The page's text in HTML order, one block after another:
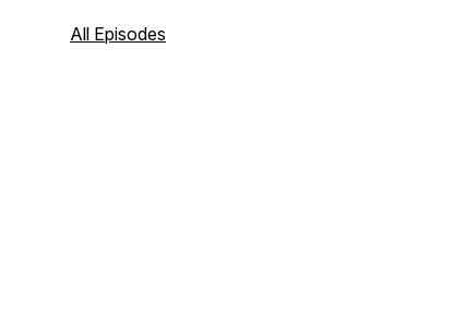
con información para juntos ayudar a
All Episodes